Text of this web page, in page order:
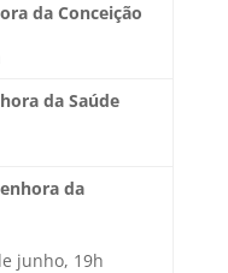
da Conceição
da Saúde
da
junho, 19h